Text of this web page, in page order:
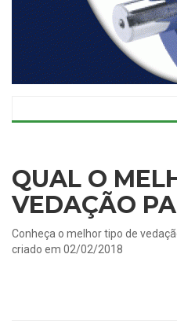
QUAL O
VEDAÇÃO
Conheça o melhor tipo de
criado em 02/02/2018